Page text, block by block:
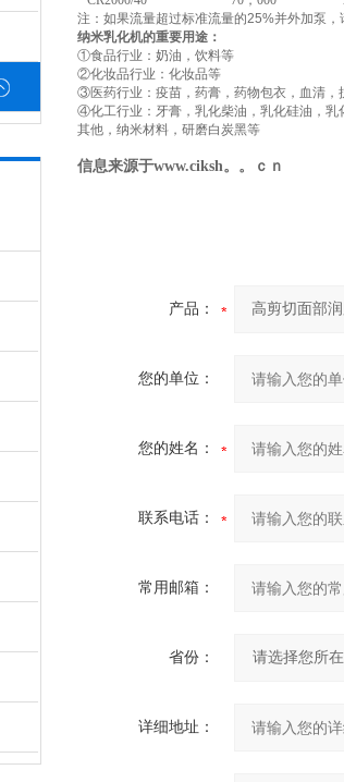
注：如果流量超过标准流量的25%并外加泵，
纳米乳化机的重要用途：
①食品行业：奶油，饮料等
②化妆品行业：化妆品等
③医药行业：疫苗，药膏，药物包衣，血清，
④化工行业：牙膏，乳化柴油，乳化硅油，乳
其他，纳米材料，研磨白炭黑等
信息来源于www.ciksh。。ｃｎ
产品：
您的单位：
您的姓名：
联系电话：
常用邮箱：
省份：
详细地址：